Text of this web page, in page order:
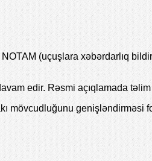
(uçuşlara xəbərdarlıq
edir. Rəsmi açıqlamada
mövcudluğunu genişləndirməsi